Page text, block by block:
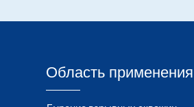
Область применения